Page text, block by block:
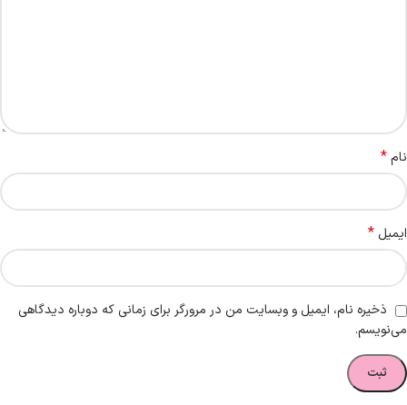
نام*
ایمیل *
ذخیره نام، ایمیل و وبسایت من در مرورگر برای زمانی که دوباره دیدگاهی
می‌نویسم.